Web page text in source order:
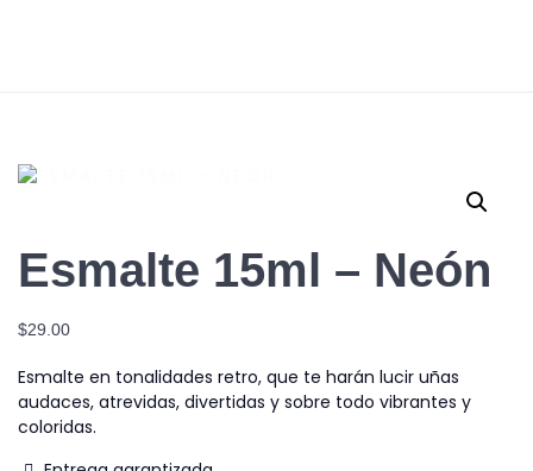
Esmalte 15ml – Neón
$29.00
Esmalte en tonalidades retro, que te harán lucir uñas
audaces, atrevidas, divertidas y sobre todo vibrantes y
coloridas.